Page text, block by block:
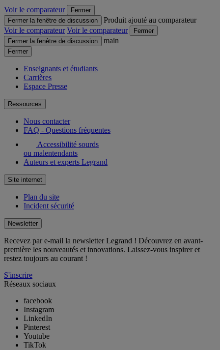
Voir le comparateur
Fermer
Fermer la fenêtre de discussion
Produit ajouté au comparateur
Voir le comparateur Voir le comparateur
Fermer
Fermer la fenêtre de discussion
main
Fermer
Enseignants et étudiants
Carrières
Espace Presse
Ressources
Nous contacter
FAQ - Questions fréquentes
Accessibilité sourds
ou malentendants
Auteurs et experts Legrand
Site internet
Plan du site
Incident sécurité
Newsletter
Recevez par e-mail la newsletter Legrand ! Découvrez en avant-
première les nouveautés et innovations. Laissez-vous inspirer et
restez toujours au courant !
S'inscrire
Réseaux sociaux
facebook
Instagram
LinkedIn
Pinterest
Youtube
TikTok